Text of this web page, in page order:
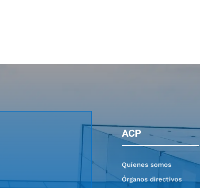
ACP
Quíenes somos
Órganos directivos